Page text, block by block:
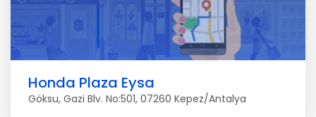
Honda Plaza Eysa
Göksu, Gazi Blv. No:501, 07260 Kepez/Antalya